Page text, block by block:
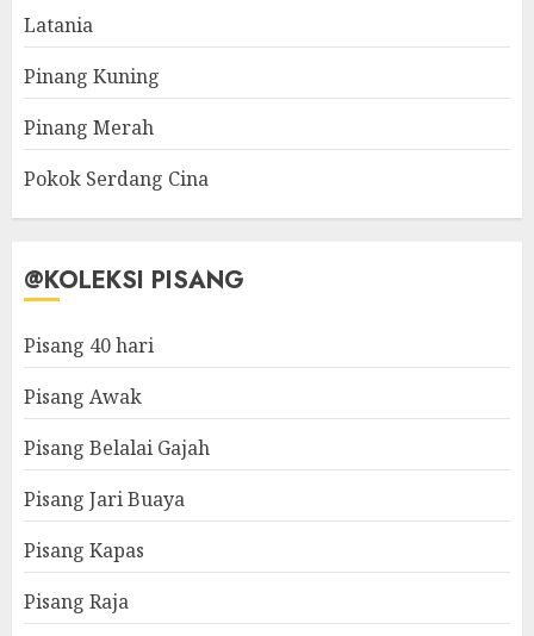
Latania
Pinang Kuning
Pinang Merah
Pokok Serdang Cina
@KOLEKSI PISANG
Pisang 40 hari
Pisang Awak
Pisang Belalai Gajah
Pisang Jari Buaya
Pisang Kapas
Pisang Raja